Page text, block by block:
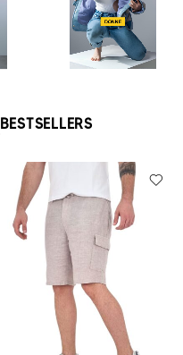
BESTSELLERS